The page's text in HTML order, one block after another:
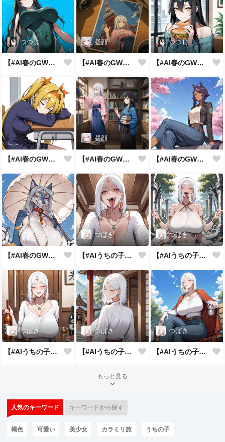
つつじ
【#AI春のGWまつり】水中散歩
昼顔
【#AI春のGWまつり】昭和の象徴
つつじ
【#AI春のGWまつり】がっつりサンド
【#AI春のGWまつり】春眠暁をなんちゃら
昼顔
【#AI春のGWまつり】図書館へお出かけ 【#AI春のGWまつり】お花見の季節
【#AI春のGWまつり】早めの対策
つばき
【#AIうちの子アピール週間】最高の笑顔
つばき
【#AIうちの子アピール週間】異世界異業種パラレル
つばき
【#AIうちの子アピール週間】自慢の特技披露
つばき
【#AIうちの子アピール週間】一番輝く勝負服
つばき
【#AIうちの子アピール週間】うちの子自己紹介
もっと見る
人気のキーワード キーワードから探す
褐色 可愛い 美少女 カラミリ旅 うちの子